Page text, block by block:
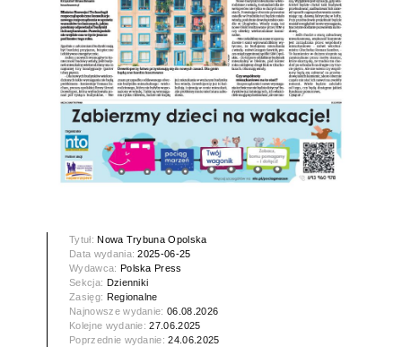
Tytuł: Nowa Trybuna Opolska
Data wydania:2025-06-25
Wydawca: Polska Press
Sekcja: Dzienniki
Zasięg: Regionalne
Najnowsze wydanie:06.08.2026
Kolejne wydanie:27.06.2025
Poprzednie wydanie:24.06.2025